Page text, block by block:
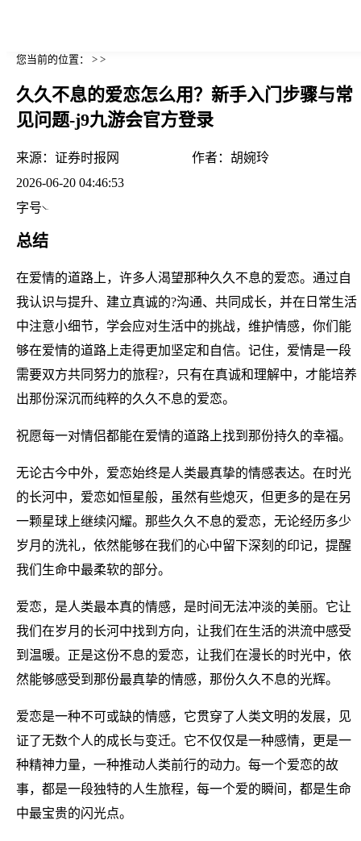
您当前的位置： > >
久久不息的爱恋怎么用？新手入门步骤与常
见问题-j9九游会官方登录
来源： 证券时报网 作者： 胡婉玲
2026-06-20 04:46:53
字号
总结
在爱情的道路上，许多人渴望那种久久不息的爱恋。通过自
我认识与提升、建立真诚的?沟通、共同成长，并在日常生活
中注意小细节，学会应对生活中的挑战，维护情感，你们能
够在爱情的道路上走得更加坚定和自信。记住，爱情是一段
需要双方共同努力的旅程?，只有在真诚和理解中，才能培养
出那份深沉而纯粹的久久不息的爱恋。
祝愿每一对情侣都能在爱情的道路上找到那份持久的幸福。
无论古今中外，爱恋始终是人类最真挚的情感表达。在时光
的长河中，爱恋如恒星般，虽然有些熄灭，但更多的是在另
一颗星球上继续闪耀。那些久久不息的爱恋，无论经历多少
岁月的洗礼，依然能够在我们的心中留下深刻的印记，提醒
我们生命中最柔软的部分。
爱恋，是人类最本真的情感，是时间无法冲淡的美丽。它让
我们在岁月的长河中找到方向，让我们在生活的洪流中感受
到温暖。正是这份不息的爱恋，让我们在漫长的时光中，依
然能够感受到那份最真挚的情感，那份久久不息的光辉。
爱恋是一种不可或缺的情感，它贯穿了人类文明的发展，见
证了无数个人的成长与变迁。它不仅仅是一种感情，更是一
种精神力量，一种推动人类前行的动力。每一个爱恋的故
事，都是一段独特的人生旅程，每一个爱的瞬间，都是生命
中最宝贵的闪光点。